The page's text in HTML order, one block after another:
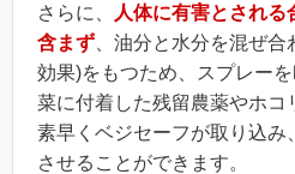
さらに、
人体に有害とされる
含まず 、油分と水分を混ぜ
効果)をもつため、スプレー
菜に付着した残留農薬やホコ
素早くベジセーフが取り込み
させることができます。